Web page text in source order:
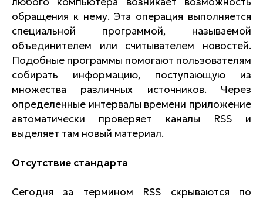
обращения к нему. Эта операция выполняется
специальной программой, называемой
объединителем или считывателем новостей.
Подобные программы помогают пользователям
собирать информацию, поступающую из
множества различных источников. Через
определенные интервалы времени приложение
автоматически проверяет каналы RSS и
выделяет там новый материал.
Отсутствие стандарта
Сегодня за термином RSS скрываются по